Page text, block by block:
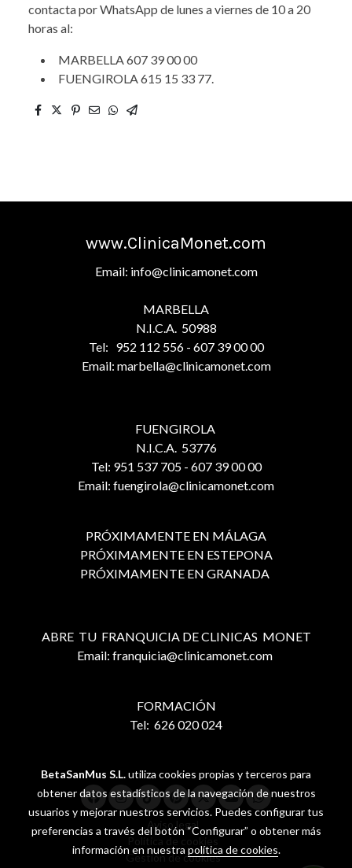
contacta por WhatsApp de lunes a viernes de 10 a 20
horas al:
MARBELLA 607 39 00 00
FUENGIROLA 615 15 33 77.
www.ClinicaMonet.com
Email: info@clinicamonet.com
MARBELLA
N.I.C.A. 50988
Tel: 952 112 556 - 607 39 00 00
Email: marbella@clinicamonet.com
FUENGIROLA
N.I.C.A. 53776
Tel: 951 537 705 - 607 39 00 00
Email: fuengirola@clinicamonet.com
PRÓXIMAMENTE EN MÁLAGA
PRÓXIMAMENTE EN ESTEPONA
PRÓXIMAMENTE EN GRANADA
ABRE TU FRANQUICIA DE CLINICAS MONET
Email: franquicia@clinicamonet.com
FORMACIÓN
Tel: 626 020 024
Aviso legal
Gestión de cookies
BetaSanMus S.L.utiliza cookies propias y terceros para
obtener datos estadísticos de la navegación de nuestros
usuarios y mejorar nuestros servicios. Puedes configurar tus
preferencias a través del botón “Configurar” o obtener más
información en nuestra política de cookies.